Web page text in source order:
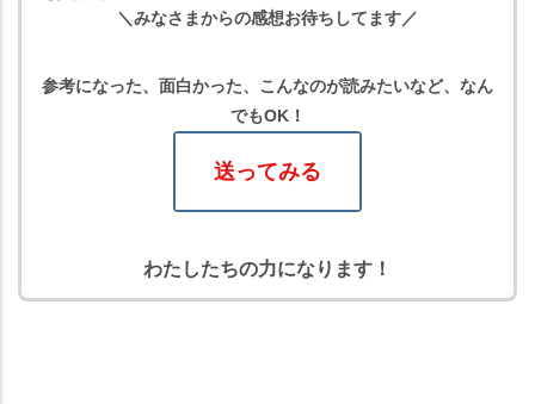
＼みなさまからの感想お待ちしてます／
参考になった、面白かった、こんなのが読みたいなど、なん
でもOK！
送ってみる
わたしたちの力になります！